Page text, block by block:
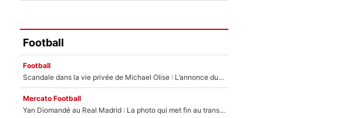
Football
Football
Scandale dans la vie privée de Michael Olise : L’annonce du Bayern Munich sur son enfant caché
Mercato Football
Yan Diomandé au Real Madrid : La photo qui met fin au transfert de l’été !